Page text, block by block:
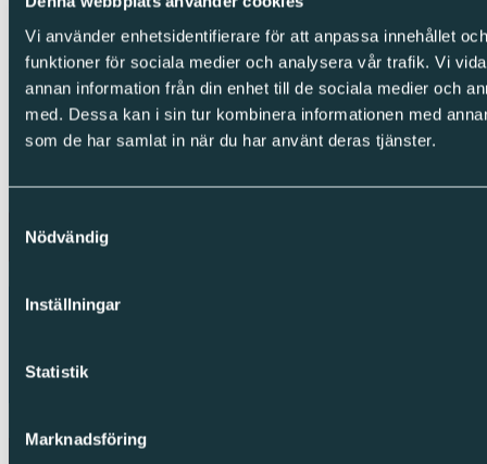
Vi använder enhetsidentifierare för att anpassa innehållet
funktioner för sociala medier och analysera vår trafik. Vi
annan information från din enhet till de sociala medier och
med. Dessa kan i sin tur kombinera informationen med
som de har samlat in när du har använt deras tjänster.
Nödvändig
Inställningar
Statistik
Marknadsföring
Facebook
Integritet
Cookies
Visselblåsning
Copyright © Sparc Group AB (publ)